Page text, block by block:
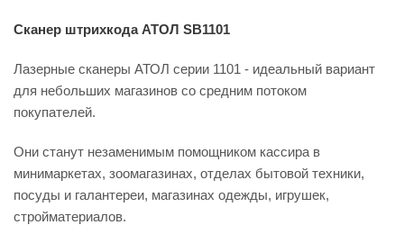
Сканер штрихкода АТОЛ SB1101
Лазерные сканеры АТОЛ серии 1101 - идеальный вариант
для небольших магазинов со средним потоком
покупателей.
Они станут незаменимым помощником кассира в
минимаркетах, зоомагазинах, отделах бытовой техники,
посуды и галантереи, магазинах одежды, игрушек,
стройматериалов.